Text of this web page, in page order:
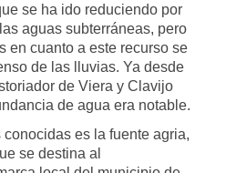
se ha ido reduciendo por
aguas subterráneas, pero
en cuanto a este recurso se
de las lluvias. Ya desde
de Viera y Clavijo
de agua era notable.
es la fuente agria,
se destina al